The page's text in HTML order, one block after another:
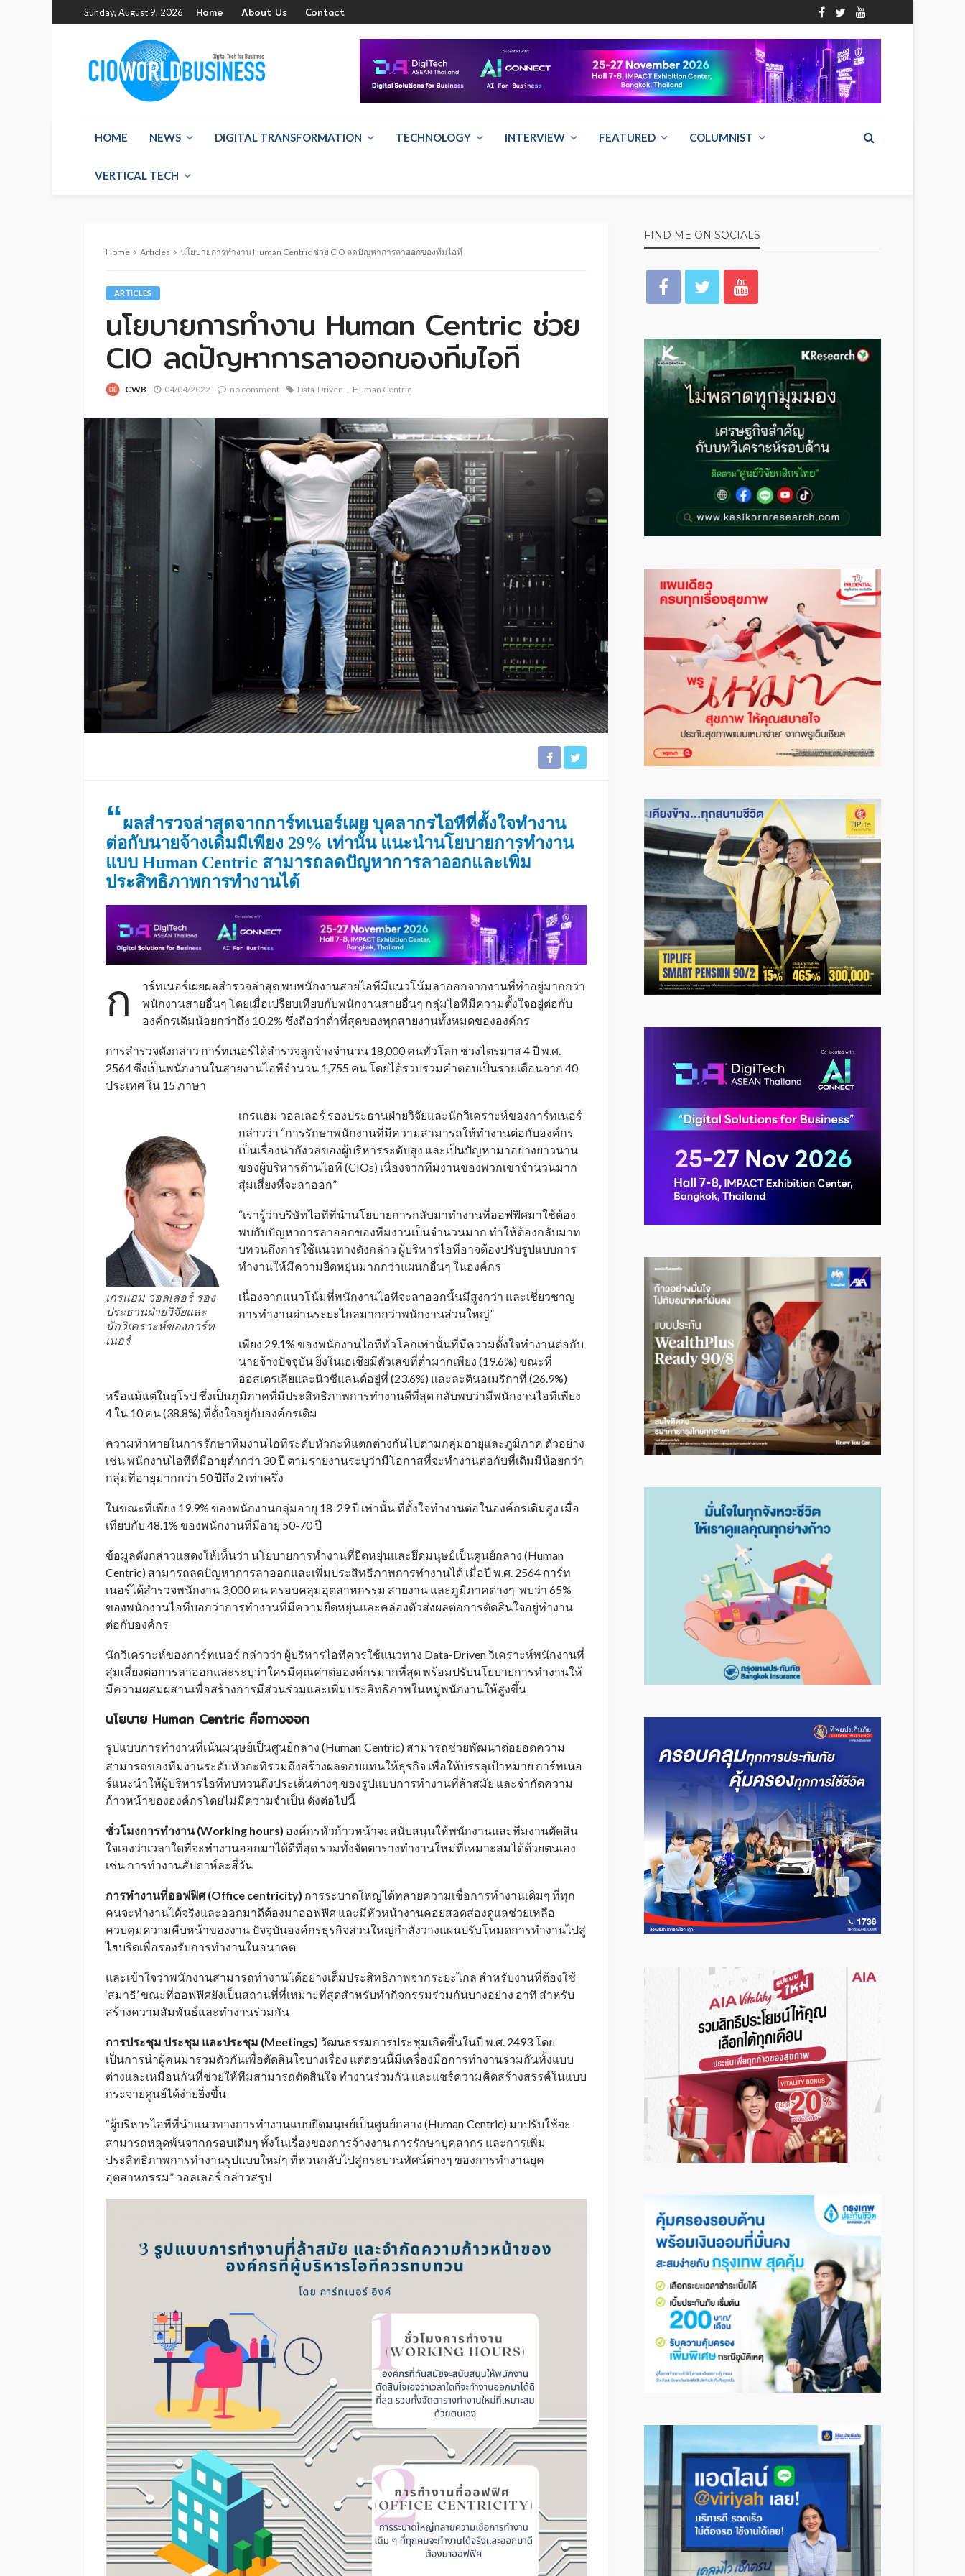
Sunday, August 9, 2026 Home About Us Contact
HOME NEWS DIGITAL TRANSFORMATION TECHNOLOGY INTERVIEW FEATURED COLUMNIST
VERTICAL TECH
Home Articles นโยบายการทำงาน Human Centric ช่วย CIO ลดปัญหาการลาออกของทีมไอที
ARTICLES
นโยบายการทำงาน Human Centric ช่วย
CIO ลดปัญหาการลาออกของทีมไอที
CWB 04/04/2022 no comment Data-Driven Human Centric
“ผลสำรวจล่าสุดจากการ์ทเนอร์เผย บุคลากรไอทีที่ตั้งใจทำงาน
ต่อกับนายจ้างเดิมมีเพียง 29% เท่านั้น แนะนำนโยบายการทำงาน
แบบ Human Centric สามารถลดปัญหาการลาออกและเพิ่ม
ประสิทธิภาพการทำงานได้
ก
าร์ทเนอร์เผยผลสำรวจล่าสุด พบพนักงานสายไอทีมีแนวโน้มลาออกจากงานที่ทำอยู่มากกว่า
พนักงานสายอื่นๆ โดยเมื่อเปรียบเทียบกับพนักงานสายอื่นๆ กลุ่มไอทีมีความตั้งใจอยู่ต่อกับ
องค์กรเดิมน้อยกว่าถึง 10.2% ซึ่งถือว่าต่ำที่สุดของทุกสายงานทั้งหมดขององค์กร
การสำรวจดังกล่าว การ์ทเนอร์ได้สำรวจลูกจ้างจำนวน 18,000 คนทั่วโลก ช่วงไตรมาส 4 ปี พ.ศ.
2564 ซึ่งเป็นพนักงานในสายงานไอทีจำนวน 1,755 คน โดยได้รวบรวมคำตอบเป็นรายเดือนจาก 40
ประเทศ ใน 15 ภาษา
เกรแฮม วอลเลอร์ รอง
ประธานฝ่ายวิจัยและ
นักวิเคราะห์ของการ์ท
เนอร์
เกรแฮม วอลเลอร์ รองประธานฝ่ายวิจัยและนักวิเคราะห์ของการ์ทเนอร์
กล่าวว่า “การรักษาพนักงานที่มีความสามารถให้ทำงานต่อกับองค์กร
เป็นเรื่องน่ากังวลของผู้บริหารระดับสูง และเป็นปัญหามาอย่างยาวนาน
ของผู้บริหารด้านไอที (CIOs) เนื่องจากทีมงานของพวกเขาจำนวนมาก
สุ่มเสี่ยงที่จะลาออก”
“เรารู้ว่าบริษัทไอทีที่นำนโยบายการกลับมาทำงานที่ออฟฟิศมาใช้ต้อง
พบกับปัญหาการลาออกของทีมงานเป็นจำนวนมาก ทำให้ต้องกลับมาท
บทวนถึงการใช้แนวทางดังกล่าว ผู้บริหารไอทีอาจต้องปรับรูปแบบการ
ทำงานให้มีความยืดหยุ่นมากกว่าแผนกอื่นๆ ในองค์กร
เนื่องจากแนวโน้มที่พนักงานไอทีจะลาออกนั้นมีสูงกว่า และเชี่ยวชาญ
การทำงานผ่านระยะไกลมากกว่าพนักงานส่วนใหญ่”
เพียง 29.1% ของพนักงานไอทีทั่วโลกเท่านั้นที่มีความตั้งใจทำงานต่อกับ
นายจ้างปัจจุบัน ยิ่งในเอเชียมีตัวเลขที่ต่ำมากเพียง (19.6%) ขณะที่
ออสเตรเลียและนิวซีแลนด์อยู่ที่ (23.6%) และละตินอเมริกาที่ (26.9%)
หรือแม้แต่ในยุโรป ซึ่งเป็นภูมิภาคที่มีประสิทธิภาพการทำงานดีที่สุด กลับพบว่ามีพนักงานไอทีเพียง
4 ใน 10 คน (38.8%) ที่ตั้งใจอยู่กับองค์กรเดิม
ความท้าทายในการรักษาทีมงานไอทีระดับหัวกะทิแตกต่างกันไปตามกลุ่มอายุและภูมิภาค ตัวอย่าง
เช่น พนักงานไอทีที่มีอายุต่ำกว่า 30 ปี ตามรายงานระบุว่ามีโอกาสที่จะทำงานต่อกับที่เดิมมีน้อยกว่า
กลุ่มที่อายุมากกว่า 50 ปีถึง 2 เท่าครึ่ง
ในขณะที่เพียง 19.9% ของพนักงานกลุ่มอายุ 18-29 ปี เท่านั้น ที่ตั้งใจทำงานต่อในองค์กรเดิมสูง เมื่อ
เทียบกับ 48.1% ของพนักงานที่มีอายุ 50-70 ปี
ข้อมูลดังกล่าวแสดงให้เห็นว่า นโยบายการทำงานที่ยืดหยุ่นและยึดมนุษย์เป็นศูนย์กลาง (Human
Centric) สามารถลดปัญหาการลาออกและเพิ่มประสิทธิภาพการทำงานได้ เมื่อปี พ.ศ. 2564 การ์ท
เนอร์ได้สำรวจพนักงาน 3,000 คน ครอบคลุมอุตสาหกรรม สายงาน และภูมิภาคต่างๆ พบว่า 65%
ของพนักงานไอทีบอกว่าการทำงานที่มีความยืดหยุ่นและคล่องตัวส่งผลต่อการตัดสินใจอยู่ทำงาน
ต่อกับองค์กร
นักวิเคราะห์ของการ์ทเนอร์ กล่าวว่า ผู้บริหารไอทีควรใช้แนวทาง Data-Driven วิเคราะห์พนักงานที่
สุ่มเสี่ยงต่อการลาออกและระบุว่าใครมีคุณค่าต่อองค์กรมากที่สุด พร้อมปรับนโยบายการทำงานให้
มีความผสมผสานเพื่อสร้างการมีส่วนร่วมและเพิ่มประสิทธิภาพในหมู่พนักงานให้สูงขึ้น
นโยบาย Human Centric คือทางออก
รูปแบบการทำงานที่เน้นมนุษย์เป็นศูนย์กลาง (Human Centric) สามารถช่วยพัฒนาต่อยอดความ
สามารถของทีมงานระดับหัวกะทิรวมถึงสร้างผลตอบแทนให้ธุรกิจ เพื่อให้บรรลุเป้าหมาย การ์ทเนอ
ร์แนะนำให้ผู้บริหารไอทีทบทวนถึงประเด็นต่างๆ ของรูปแบบการทำงานที่ล้าสมัย และจำกัดความ
ก้าวหน้าขององค์กรโดยไม่มีความจำเป็น ดังต่อไปนี้
ชั่วโมงการทำงาน (Working hours) องค์กรหัวก้าวหน้าจะสนับสนุนให้พนักงานและทีมงานตัดสิน
ใจเองว่าเวลาใดที่จะทำงานออกมาได้ดีที่สุด รวมทั้งจัดตารางทำงานใหม่ที่เหมาะสมได้ด้วยตนเอง
เช่น การทำงานสัปดาห์ละสี่วัน
การทำงานที่ออฟฟิศ (Office centricity) การระบาดใหญ่ได้ทลายความเชื่อการทำงานเดิมๆ ที่ทุก
คนจะทำงานได้จริงและออกมาดีต้องมาออฟฟิศ และมีหัวหน้างานคอยสอดส่องดูแลช่วยเหลือ
ควบคุมความคืบหน้าของงาน ปัจจุบันองค์กรธุรกิจส่วนใหญ่กำลังวางแผนปรับโหมดการทำงานไปสู่
ไฮบริดเพื่อรองรับการทำงานในอนาคต
และเข้าใจว่าพนักงานสามารถทำงานได้อย่างเต็มประสิทธิภาพจากระยะไกล สำหรับงานที่ต้องใช้
‘สมาธิ’ ขณะที่ออฟฟิศยังเป็นสถานที่ที่เหมาะที่สุดสำหรับทำกิจกรรมร่วมกันบางอย่าง อาทิ สำหรับ
สร้างความสัมพันธ์และทำงานร่วมกัน
การประชุม ประชุม และประชุม (Meetings) วัฒนธรรมการประชุมเกิดขึ้นในปี พ.ศ. 2493 โดย
เป็นการนำผู้คนมารวมตัวกันเพื่อตัดสินใจบางเรื่อง แต่ตอนนี้มีเครื่องมือการทำงานร่วมกันทั้งแบบ
ต่างและเหมือนกันที่ช่วยให้ทีมสามารถตัดสินใจ ทำงานร่วมกัน และแชร์ความคิดสร้างสรรค์ในแบบ
กระจายศูนย์ได้ง่ายยิ่งขึ้น
“ผู้บริหารไอทีที่นำแนวทางการทำงานแบบยึดมนุษย์เป็นศูนย์กลาง (Human Centric) มาปรับใช้จะ
สามารถหลุดพ้นจากกรอบเดิมๆ ทั้งในเรื่องของการจ้างงาน การรักษาบุคลากร และการเพิ่ม
ประสิทธิภาพการทำงานรูปแบบใหม่ๆ ที่หวนกลับไปสู่กระบวนทัศน์ต่างๆ ของการทำงานยุค
อุตสาหกรรม” วอลเลอร์ กล่าวสรุป
FIND ME ON SOCIALS